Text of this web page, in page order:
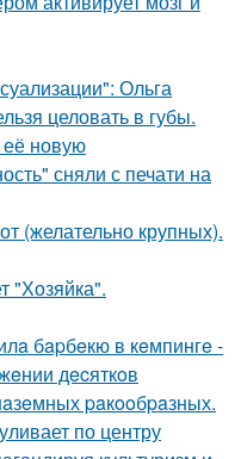
Ольга
целовать в губы.
её новую
сняли с печати на
(желательно крупных).
"Хозяйка".
бapбeкю в кeмпингe -
дecяткoв
paкooбpaзных.
по центру